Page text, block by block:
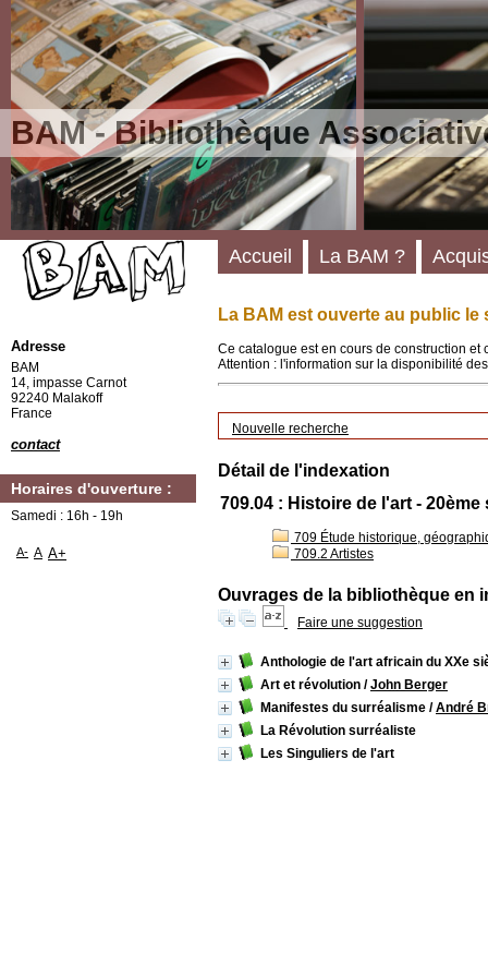
BAM - Bibliothèque
La BAM est ouverte au public le
Ce catalogue est en cours de construction
Attention : l'information sur la disponibilité
Nouvelle recherche
Détail de l'indexation
709.04 : Histoire de l'art - 20ème
709 Étude historique,
709.2 Artistes
Ouvrages de la bibliothèque en
Faire une suggestion
Anthologie de l'art africain du XXe
Art et révolution /John Berger
Manifestes du surréalisme /André
La Révolution surréaliste
Les Singuliers de l'art
Accueil La BAM ?
Adresse
BAM
14, impasse Carnot
92240 Malakoff
France
contact
Horaires d'ouverture :
Samedi : 16h - 19h
A- A A+